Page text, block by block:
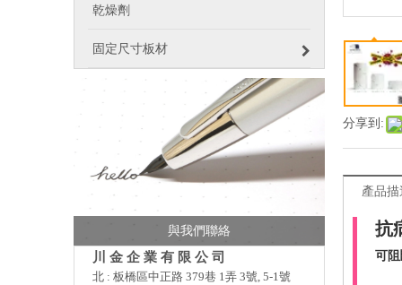
乾燥劑
固定尺寸板材
與我們聯絡
川 金 企 業 有 限 公 司
北 : 板橋區中正路 379巷 1弄 3號, 5-1號
分享到:
產品描
抗
可